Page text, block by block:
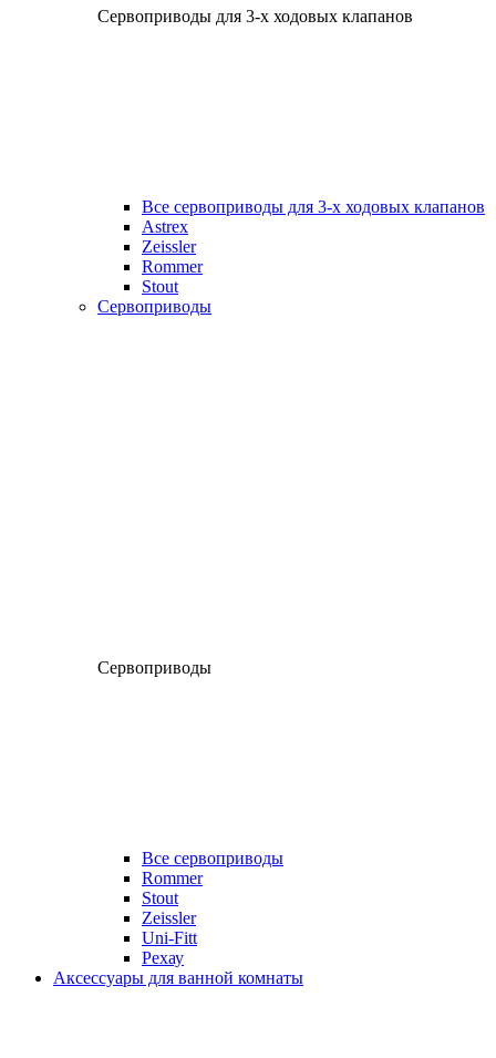
Сервоприводы для 3-х ходовых клапанов
Все сервоприводы для 3-х ходовых клапанов
Astrex
Zeissler
Rommer
Stout
Сервоприводы
Сервоприводы
Все сервоприводы
Rommer
Stout
Zeissler
Uni-Fitt
Рехау
Аксессуары для ванной комнаты